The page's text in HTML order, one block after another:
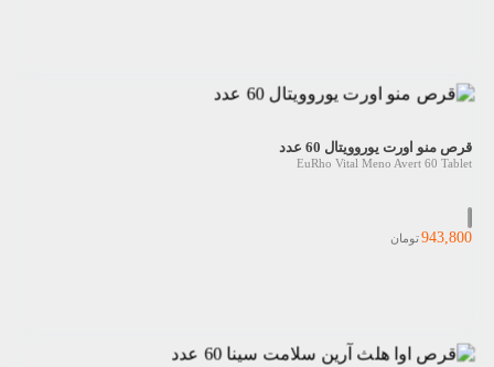
قرص منو اورت یوروویتال 60 عدد
EuRho Vital Meno Avert 60 Tablet
943,800تومان